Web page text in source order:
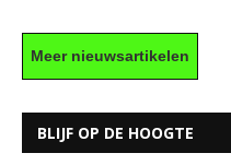
Meer nieuwsartikelen
BLIJF OP DE HOOGTE